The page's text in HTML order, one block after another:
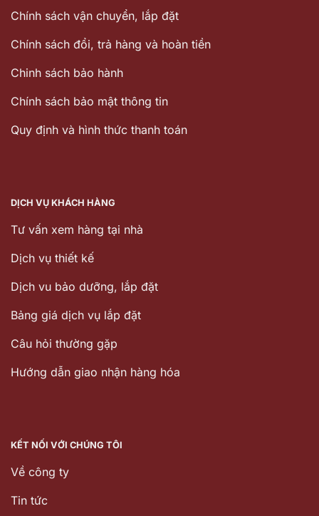
Chính sách vận chuyển, lắp đặt
Chính sách đổi, trả hàng và hoàn tiền
Chinh sách bảo hành
Chính sách bảo mật thông tin
Quy định và hình thức thanh toán
DỊCH VỤ KHÁCH HÀNG
Tư vấn xem hàng tại nhà
Dịch vụ thiết kế
Dịch vu bảo dưỡng, lắp đặt
Bảng giá dịch vụ lắp đặt
Câu hỏi thường gặp
Hướng dẫn giao nhận hàng hóa
KẾT NỐI VỚI CHÚNG TÔI
Về công ty
Tin tức